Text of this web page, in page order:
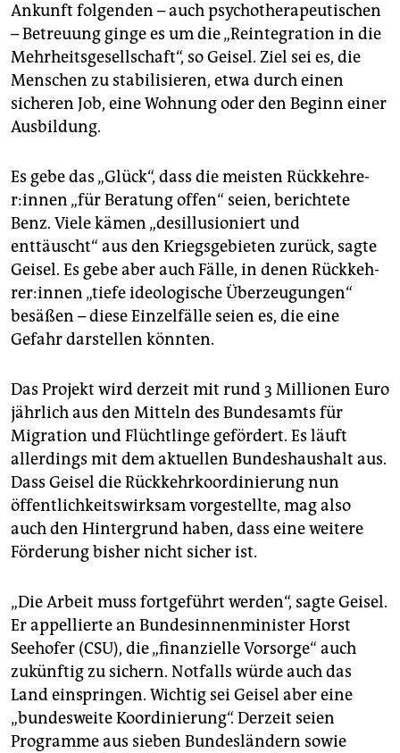
Ankunft folgenden – auch psychotherapeutischen
– Betreuung ginge es um die „Reintegration in die
Mehrheitsgesellschaft“, so Geisel. Ziel sei es, die
Menschen zu stabilisieren, etwa durch einen
sicheren Job, eine Wohnung oder den Beginn einer
Ausbildung.
Es gebe das „Glück“, dass die meisten Rück­keh­re­
r:in­nen „für Beratung offen“ seien, berichtete
Benz. Viele kämen „desillusioniert und
enttäuscht“ aus den Kriegsgebieten zurück, sagte
Geisel. Es gebe aber auch Fälle, in denen Rück­keh­
re­r:in­nen „tiefe ideologische Überzeugungen“
besäßen – diese Einzelfälle seien es, die eine
Gefahr darstellen könnten.
Das Projekt wird derzeit mit rund 3 Millionen Euro
jährlich aus den Mitteln des Bundesamts für
Migration und Flüchtlinge gefördert. Es läuft
allerdings mit dem aktuellen Bundeshaushalt aus.
Dass Geisel die Rückkehrkoordinierung nun
öffentlichkeitswirksam vorgestellte, mag also
auch den Hintergrund haben, dass eine weitere
Förderung bisher nicht sicher ist.
„Die Arbeit muss fortgeführt werden“, sagte Geisel.
Er appellierte an Bundesinnenminister Horst
Seehofer (CSU), die „finanzielle Vorsorge“ auch
zukünftig zu sichern. Notfalls würde auch das
Land einspringen. Wichtig sei Geisel aber eine
„bundesweite Koordinierung“. Derzeit seien
Programme aus sieben Bundesländern sowie